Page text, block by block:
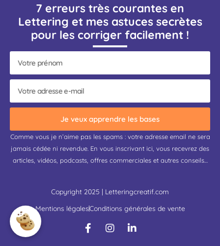
7 erreurs très courantes en
Lettering et mes astuces secrètes
pour les corriger facilement !
Je veux apprendre les bases
Comme vous je n’aime pas les spams : votre adresse email ne sera
jamais cédée ni revendue. En vous inscrivant ici, vous recevrez des
articles, vidéos, podcasts, offres commerciales et autres conseils…
Copyright 2025 | Letteringcreatif.com
Mentions légalesConditions générales de vente